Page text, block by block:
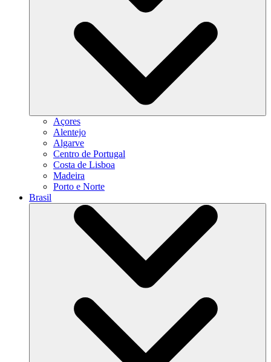
Açores
Alentejo
Algarve
Centro de Portugal
Costa de Lisboa
Madeira
Porto e Norte
Brasil